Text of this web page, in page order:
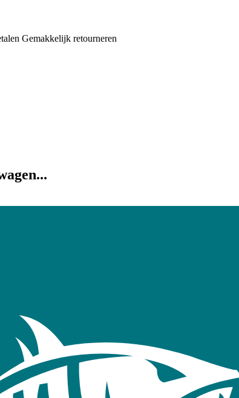
Gemakkelijk retourneren